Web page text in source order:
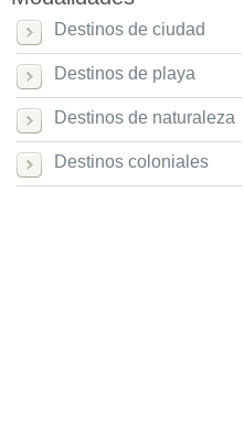
Destinos de ciudad
Destinos de playa
Destinos de naturaleza
Destinos coloniales